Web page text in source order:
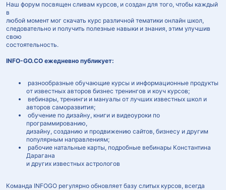
Наш форум посвящен сливам курсов, и создан для того, чтобы каждый
в
любой момент мог скачать курс различной тематики онлайн школ,
следовательно и получить полезные навыки и знания, этим улучшив
свою
состоятельность.
INFO-GO.CO ежедневно публикует:
разнообразные обучающие курсы и информационные продукты
от известных авторов бизнес тренингов и коуч курсов;
вебинары, тренинги и мануалы от лучших известных школ и
авторов саморазвития;
обучение по дизайну, книги и видеоуроки по
программированию,
дизайну, созданию и продвижению сайтов, бизнесу и другим
популярным направлениям;
рабочие натальные карты, подробные вебинары Константина
Дарагана
и других известных астрологов
Команда INFOGO регулярно обновляет базу слитых курсов, всегда